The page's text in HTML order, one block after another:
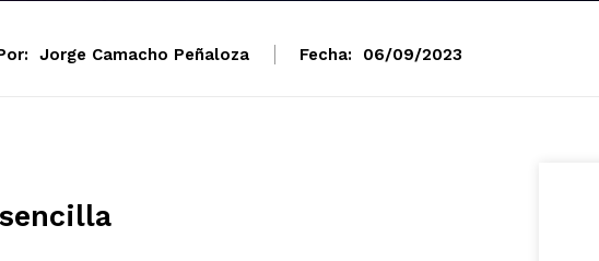
Jorge Camacho Peñaloza Fecha: 06/09/2023